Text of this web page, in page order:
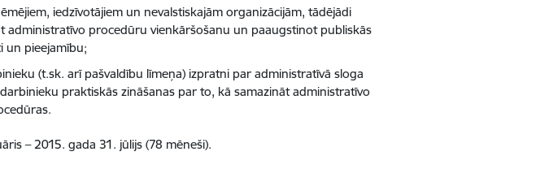
iedzīvotājiem un nevalstiskajām organizācijām, tādējādi
administratīvo procedūru vienkāršošanu un paaugstinot publiskās
un pieejamību;
(t.sk. arī pašvaldību līmeņa) izpratni par administratīvā sloga
praktiskās zināšanas par to, kā samazināt administratīvo
– 2015. gada 31. jūlijs (78 mēneši).